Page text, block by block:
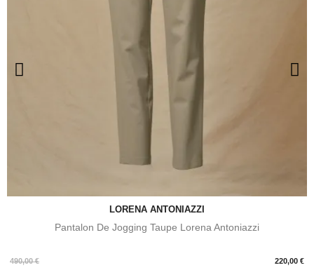
LORENA ANTONIAZZI
Pantalon De Jogging Taupe Lorena Antoniazzi
490,00 € 220,00 €
Prix